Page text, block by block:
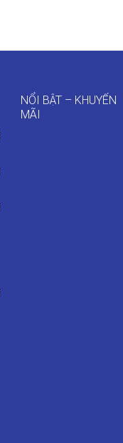
NỔI BẬT – KHUYẾN
MÃI